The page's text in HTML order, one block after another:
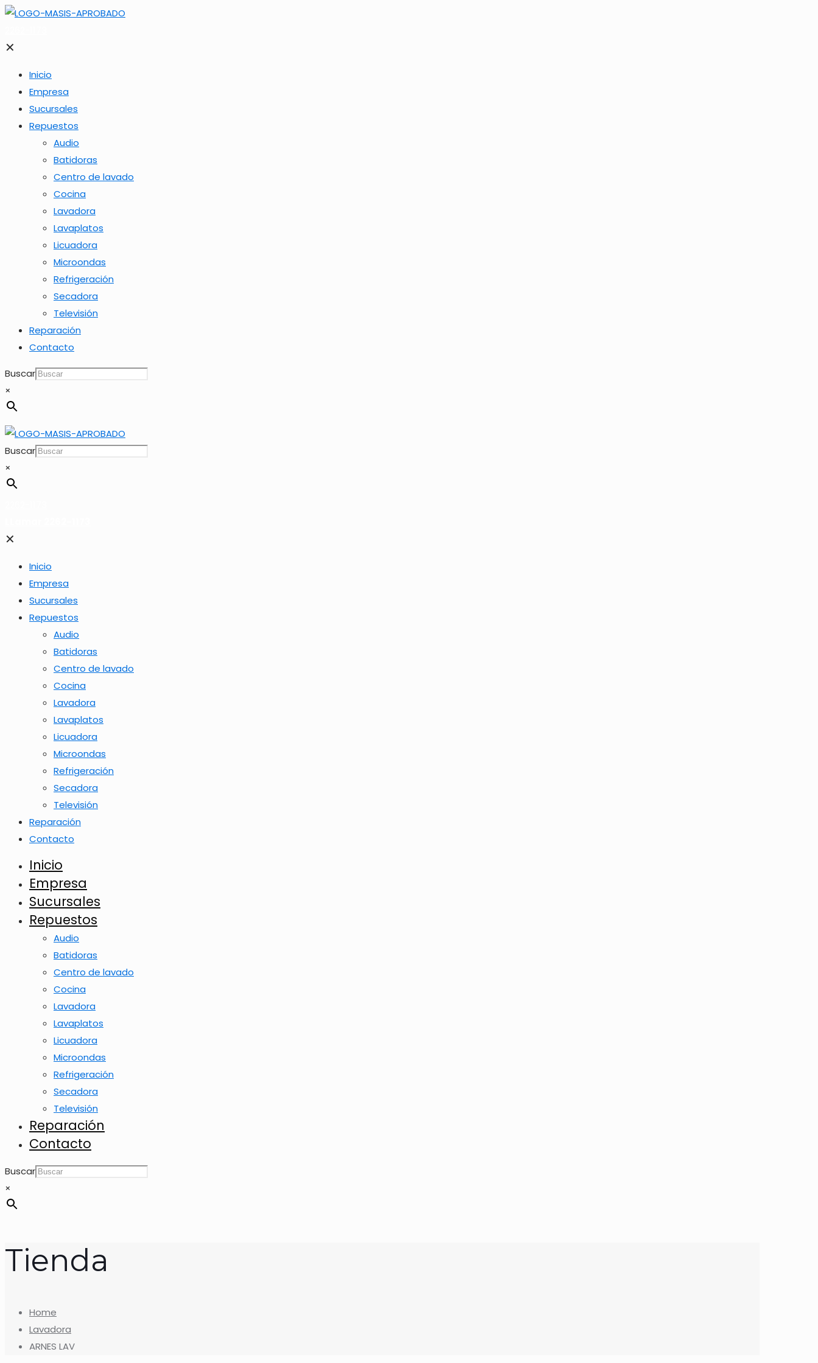
✕
Inicio
Empresa
Sucursales
Repuestos
Audio
Batidoras
Centro de lavado
Cocina
Lavadora
Lavaplatos
Licuadora
Microondas
Refrigeración
Secadora
Televisión
Reparación
Contacto
Buscar
×
Buscar
×
✕
Inicio
Empresa
Sucursales
Repuestos
Audio
Batidoras
Centro de lavado
Cocina
Lavadora
Lavaplatos
Licuadora
Microondas
Refrigeración
Secadora
Televisión
Reparación
Contacto
Inicio
Empresa
Sucursales
Repuestos
Audio
Batidoras
Centro de lavado
Cocina
Lavadora
Lavaplatos
Licuadora
Microondas
Refrigeración
Secadora
Televisión
Reparación
Contacto
Buscar
×
Tienda
Home
Lavadora
ARNES LAV